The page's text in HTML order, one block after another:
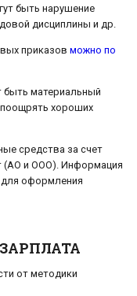
быть нарушение
дисциплины и др.
приказов можно по
материальный
хороших
средства за счет
(АО и ООО). Информация
для оформления
от методики